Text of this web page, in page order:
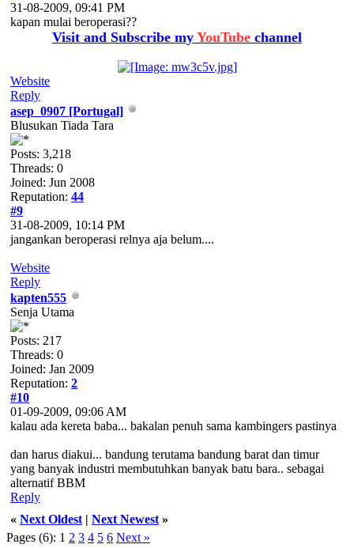
31-08-2009, 09:41 PM
kapan mulai beroperasi??
Visit and Subscribe my YouTube channel
Website
Reply
asep_0907 [Portugal]
Blusukan Tiada Tara
Posts: 3,218
Threads: 0
Joined: Jun 2008
Reputation: 44
#9
31-08-2009, 10:14 PM
jangankan beroperasi relnya aja belum....
Website
Reply
kapten555
Senja Utama
Posts: 217
Threads: 0
Joined: Jan 2009
Reputation: 2
#10
01-09-2009, 09:06 AM
kalau ada kereta baba... bakalan penuh sama kambingers pastinya
dan harus diakui... bandung terutama bandung barat dan timur
yang banyak industri membutuhkan banyak batu bara.. sebagai
alternatif BBM
Reply
« Next Oldest | Next Newest »
Pages (6): 1 2 3 4 5 6 Next »